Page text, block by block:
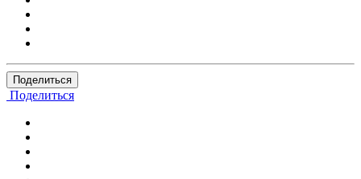
Поделиться
Поделиться